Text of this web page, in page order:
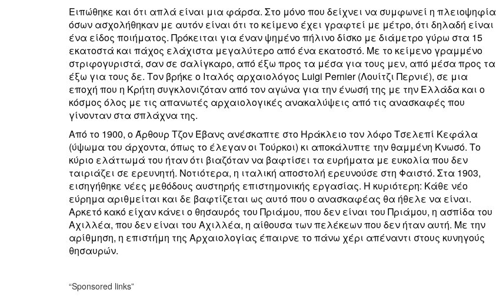
Ειπώθηκε και ότι απλά είναι μια φάρσα. Στο μόνο που δείχνει να συμφωνεί η πλειοψηφία
όσων ασχολήθηκαν με αυτόν είναι ότι το κείμενο έχει γραφτεί με μέτρο, ότι δηλαδή είναι
ένα είδος ποιήματος. Πρόκειται για έναν ψημένο πήλινο δίσκο με διάμετρο γύρω στα 15
εκατοστά και πάχος ελάχιστα μεγαλύτερο από ένα εκατοστό. Με το κείμενο γραμμένο
στριφογυριστά, σαν σε σαλίγκαρο, από έξω προς τα μέσα για τους μεν, από μέσα προς τα
έξω για τους δε. Τον βρήκε ο Ιταλός αρχαιολόγος Luigi Pernier (Λουίτζι Περνιέ), σε μια
εποχή που η Κρήτη συγκλονιζόταν από τον αγώνα για την ένωσή της με την Ελλάδα και ο
κόσμος όλος με τις απανωτές αρχαιολογικές ανακαλύψεις από τις ανασκαφές που
γίνονταν στα σπλάχνα της.
Από το 1900, ο Άρθουρ Τζον Έβανς ανέσκαπτε στο Ηράκλειο τον λόφο Τσελεπί Κεφάλα
(ύψωμα του άρχοντα, όπως το έλεγαν οι Τούρκοι) κι αποκάλυπτε την θαμμένη Κνωσό. Το
κύριο ελάττωμά του ήταν ότι βιαζόταν να βαφτίσει τα ευρήματα με ευκολία που δεν
ταιριάζει σε ερευνητή. Νοτιότερα, η ιταλική αποστολή ερευνούσε στη Φαιστό. Στα 1903,
εισηγήθηκε νέες μεθόδους αυστηρής επιστημονικής εργασίας. Η κυριότερη: Κάθε νέο
εύρημα αριθμείται και δε βαφτίζεται ως αυτό που ο ανασκαφέας θα ήθελε να είναι.
Αρκετό κακό είχαν κάνει ο θησαυρός του Πριάμου, που δεν είναι του Πριάμου, η ασπίδα του
Αχιλλέα, που δεν είναι του Αχιλλέα, η αίθουσα των πελέκεων που δεν ήταν αυτή. Με την
αρίθμηση, η επιστήμη της Αρχαιολογίας έπαιρνε το πάνω χέρι απέναντι στους κυνηγούς
θησαυρών.
“Sponsored links”